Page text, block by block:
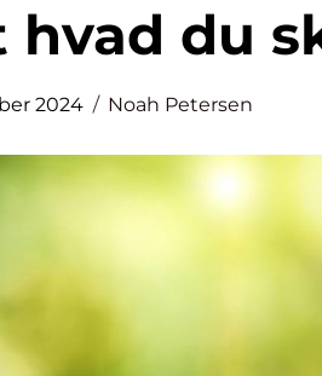
hvad du
2024 Noah Petersen